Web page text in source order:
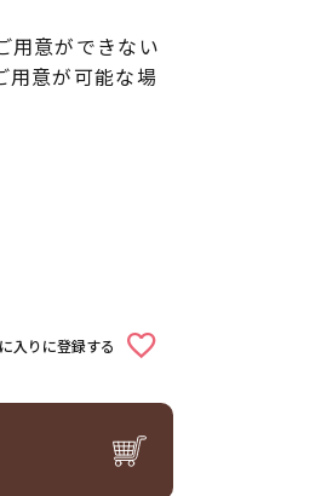
用意ができない
用意が可能な場
入りに登録する